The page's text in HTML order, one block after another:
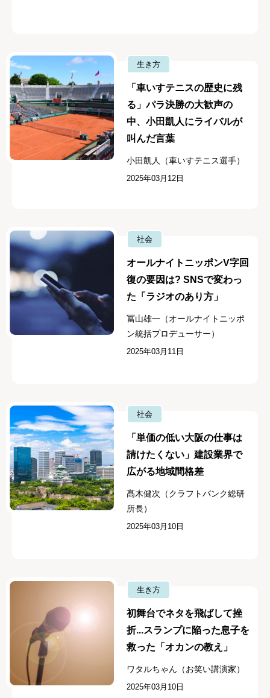
生き方
「車いすテニスの歴史に残
る」パラ決勝の大歓声の
中、小田凱人にライバルが
叫んだ言葉
小田凱人（車いすテニス選手）
2025年03月12日
社会
オールナイトニッポンV字回
復の要因は? SNSで変わっ
た「ラジオのあり方」
冨山雄一（オールナイトニッポ
ン統括プロデューサー）
2025年03月11日
社会
「単価の低い大阪の仕事は
請けたくない」建設業界で
広がる地域間格差
髙木健次（クラフトバンク総研
所長）
2025年03月10日
生き方
初舞台でネタを飛ばして挫
折...スランプに陥った息子を
救った「オカンの教え」
ワタルちゃん（お笑い講演家）
2025年03月10日